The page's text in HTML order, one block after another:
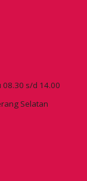
08.30 s/d 14.00
Selatan